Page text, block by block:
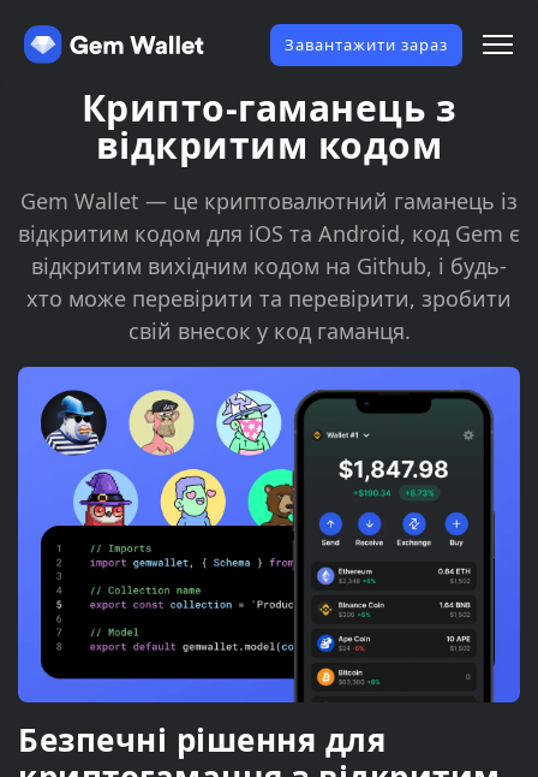
Завантажити зараз
Крипто-гаманець з
відкритим кодом
Gem Wallet — це криптовалютний гаманець із
відкритим кодом для iOS та Android, код Gem є
відкритим вихідним кодом на Github, і будь-
хто може перевірити та перевірити, зробити
свій внесок у код гаманця.
Безпечні рішення для